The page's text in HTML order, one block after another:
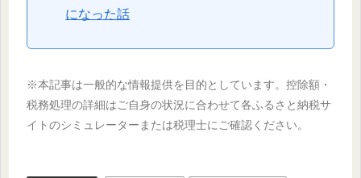
になった話
※本記事は一般的な情報提供を目的としています。控除額・
税務処理の詳細はご自身の状況に合わせて各ふるさと納税サ
イトのシミュレーターまたは税理士にご確認ください。